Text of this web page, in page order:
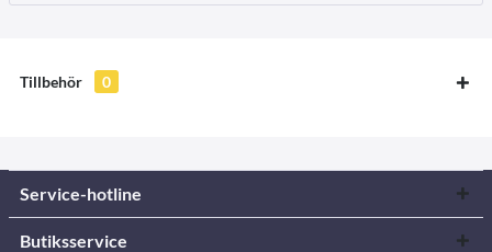
Tillbehör 0
Service-hotline
Butiksservice